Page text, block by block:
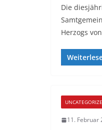
Die
Herzogs von
11. Februar